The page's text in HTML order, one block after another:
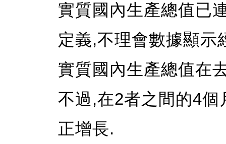
實質國內生產總值已
定義,不理會數據顯示
實質國內生產總值在
不過,在2者之間的4
正增長.